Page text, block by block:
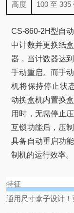
高度 100 至 335
CS-860-2H型自
中计数并更换纸
器，当计数器达
手动重启。而手
机将保持停止状
动换盒机内置换
用时，无需停止
互锁功能后，压
具备自动重启功
制机的运行效率。
特征
通用尺寸盒子设计！